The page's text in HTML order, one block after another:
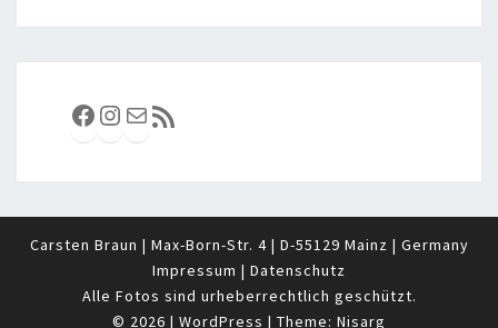
Facebook
Instagram
E-MailRSS-Feed
Carsten Braun | Max-Born-Str. 4 | D-55129 Mainz | Germany
Impressum | Datenschutz
Alle Fotos sind urheberrechtlich geschützt.
© 2026 | WordPress | Theme: Nisarg